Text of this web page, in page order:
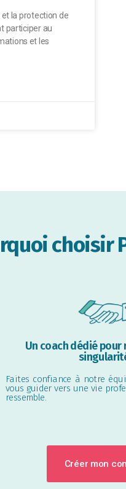
la protection de
participer au
et les
choisir
Un coach dédié pour
Faites confiance à notre
vous guider vers une vie
ressemble.
Créer mon